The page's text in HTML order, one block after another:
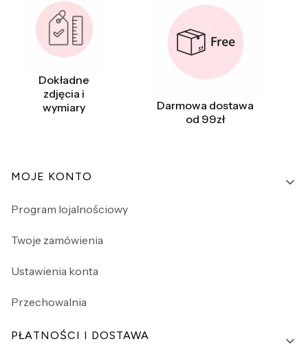
Dokładne
zdjęcia i
wymiary
Darmowa dostawa
od 99zł
Linki w stopce
MOJE KONTO
Program lojalnościowy
Twoje zamówienia
Ustawienia konta
Przechowalnia
PŁATNOŚCI I DOSTAWA